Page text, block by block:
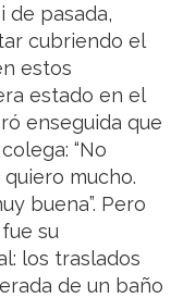
de pasada,
cubriendo el
estos
estado en el
enseguida que
“No
mucho.
buena”. Pero
su
los traslados
de un baño